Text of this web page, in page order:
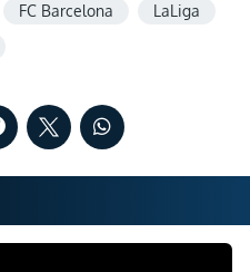
FC Barcelona
LaLiga